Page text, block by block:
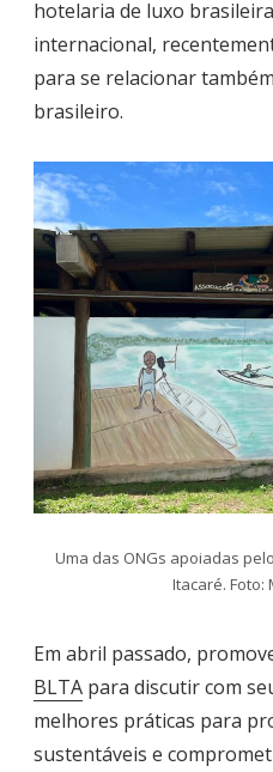
hotelaria de luxo
internacional,
para se relacionar
brasileiro.
Uma das ONGs apoiadas
Itacaré. Foto:
Em abril passado,
BLTA para discutir com
melhores práticas para
sustentáveis e